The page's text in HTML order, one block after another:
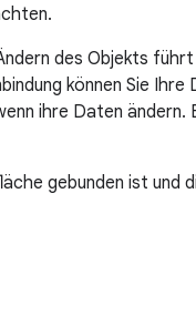
des Objekts
können Sie Ihre
ihre Daten ändern.
gebunden ist und